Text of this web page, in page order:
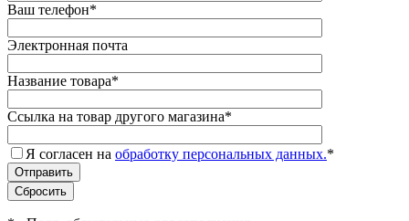
Ваш телефон*
Электронная почта
Название товара*
Ссылка на товар другого магазина*
Я согласен на обработку персональных данных.*